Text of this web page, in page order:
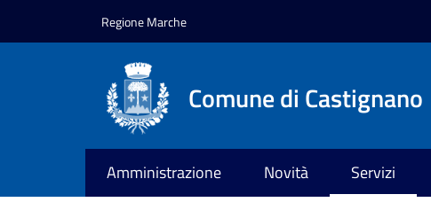
Regione Marche
Comune di Castignano
Amministrazione Novità Servizi